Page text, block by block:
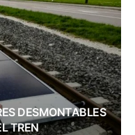
DESMONTABLES
TREN